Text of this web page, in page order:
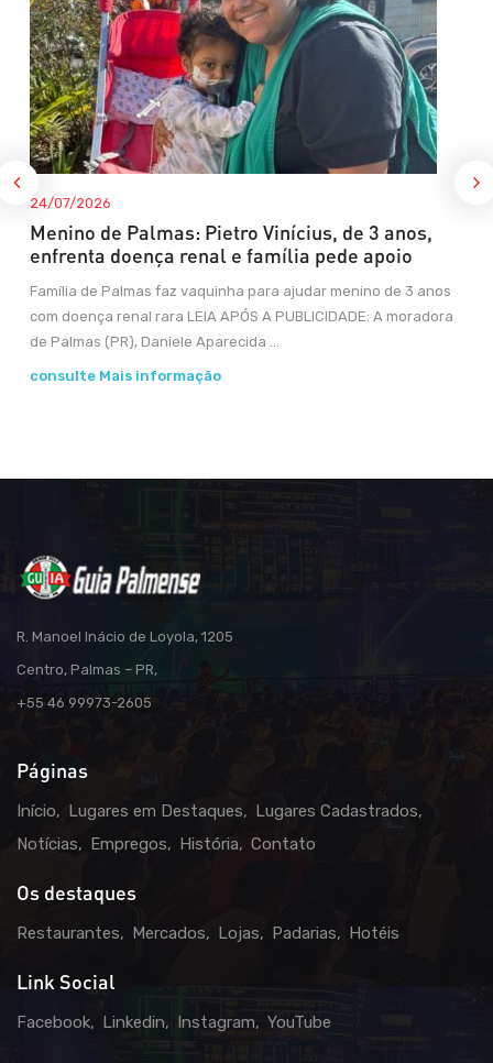
24/07/2026
Menino de Palmas: Pietro Vinícius, de 3 anos,
enfrenta doença renal e família pede apoio
Família de Palmas faz vaquinha para ajudar menino de 3 anos
com doença renal rara LEIA APÓS A PUBLICIDADE: A moradora
de Palmas (PR), Daniele Aparecida ...
consulte Mais informação
R. Manoel Inácio de Loyola, 1205
Centro, Palmas – PR,
+55 46 99973-2605
Páginas
Início Lugares em Destaques
Lugares Cadastrados
Notícias
Empregos História Contato
Os destaques
Restaurantes Mercados Lojas Padarias Hotéis
Link Social
Facebook Linkedin Instagram YouTube